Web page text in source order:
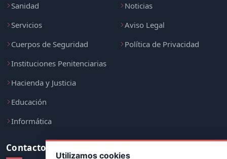
Utilizamos cookies
Sanidad
Servicios
Cuerpos de Seguridad
Instituciones Penitenciarias
Hacienda y Justicia
Educación
Informática
Noticias
Aviso Legal
Política de Privacidad
Contacto